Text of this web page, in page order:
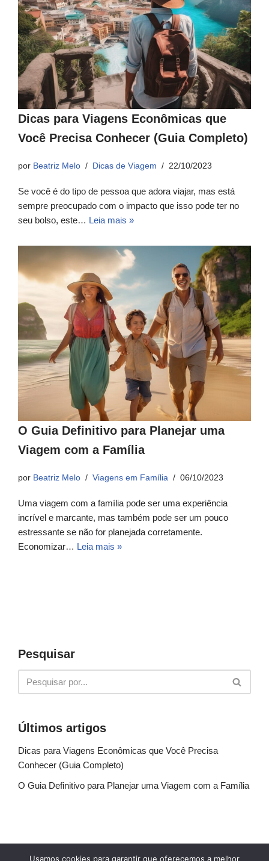
Dicas para Viagens Econômicas que
Você Precisa Conhecer (Guia Completo)
por Beatriz Melo Dicas de Viagem 22/10/2023
Se você é do tipo de pessoa que adora viajar, mas está
sempre preocupado com o impacto que isso pode ter no
seu bolso, este… Leia mais »
O Guia Definitivo para Planejar uma
Viagem com a Família
por Beatriz Melo Viagens em Família 06/10/2023
Uma viagem com a família pode ser uma experiência
incrível e marcante, mas também pode ser um pouco
estressante se não for planejada corretamente.
Economizar… Leia mais »
Pesquisar
Últimos artigos
Dicas para Viagens Econômicas que Você Precisa
Conhecer (Guia Completo)
O Guia Definitivo para Planejar uma Viagem com a Família
Sobre Nós Fale conosco Política de Privacidade
Usamos cookies para garantir que oferecemos a melhor